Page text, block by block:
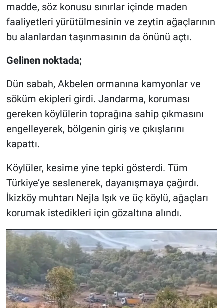
madde, söz konusu sınırlar içinde maden
faaliyetleri yürütülmesinin ve zeytin ağaçlarının
bu alanlardan taşınmasının da önünü açtı.
Gelinen noktada;
Dün sabah, Akbelen ormanına kamyonlar ve
söküm ekipleri girdi. Jandarma, koruması
gereken köylülerin toprağına sahip çıkmasını
engelleyerek, bölgenin giriş ve çıkışlarını
kapattı.
Köylüler, kesime yine tepki gösterdi. Tüm
Türkiye’ye seslenerek, dayanışmaya çağırdı.
İkizköy muhtarı Nejla Işık ve üç köylü, ağaçları
korumak istedikleri için gözaltına alındı.